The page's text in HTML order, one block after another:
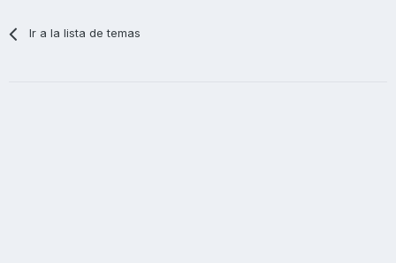
Ir a la lista de temas